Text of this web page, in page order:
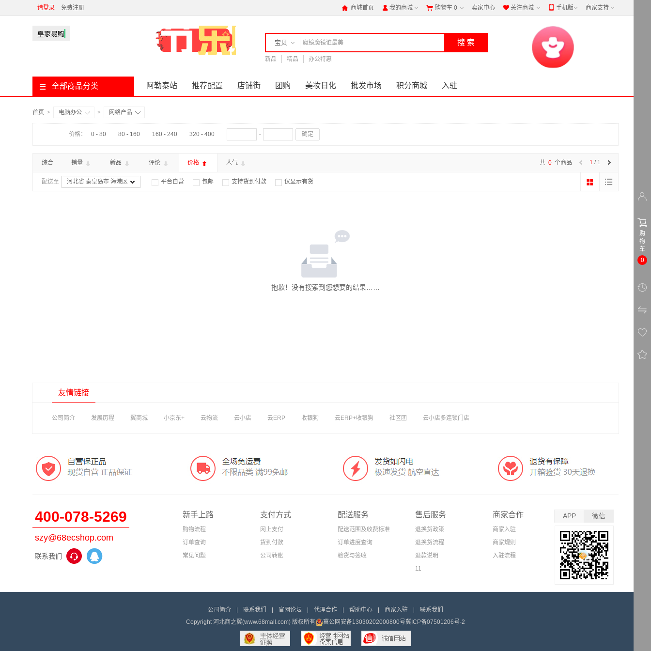
请登录 免费注册  商城首页  我的商城  购物车 0 卖家中心 关注商城 手机版 商家支持
宝贝
店铺
新品 精品 办公特惠
全部商品分类 阿勒泰站 推荐配置 店铺街 团购 美妆日化 批发市场 积分商城 入驻
首页 > 电脑办公 > 网络产品
价格： 0 - 80 80 - 160 160 - 240 320 - 400 确定
综合 销量 新品 评论 价格 人气 1 / 1
共 0 个商品
配送至 河北省 秦皇岛市 海港区 平台自营 包邮 支持货到付款 仅显示有货
抱歉！没有搜索到您想要的结果……


购
物
车
0




友情链接
公司简介 发展历程 翼商城 小京东+ 云物流 云小店 云ERP 收银狗 云ERP+收银狗 社区团 云小店多连锁门店
400-078-5269
szy@68ecshop.com
联系我们
新手上路
购物流程
订单查询
常见问题
支付方式
网上支付
货到付款
公司转账
配送服务
配送范围及收费标准
订单进度查询
验货与签收
售后服务
退换货政策
退换货流程
退款说明
11
商家合作
商家入驻
商家规则
入驻流程
APP 微信
公司简介 联系我们 官网论坛 代理合作 帮助中心 商家入驻
联系我们
Copyright 河北商之翼(www.68mall.com) 版权所有
冀公网安备13030202000800号冀ICP备07501206号-2